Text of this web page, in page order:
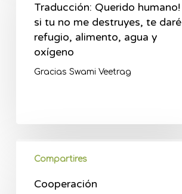
Traducción: Querido humano!
si tu no me destruyes, te daré
refugio, alimento, agua y
oxígeno
Gracias Swami Veetrag
Compartires
Cooperación